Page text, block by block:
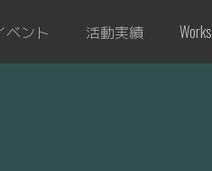
ベント 活動実績 Works